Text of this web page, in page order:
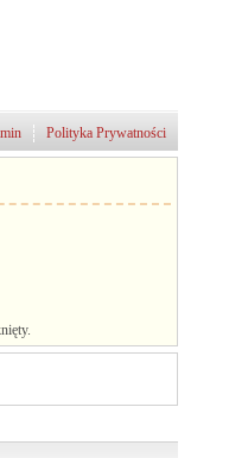
Polityka Prywatności